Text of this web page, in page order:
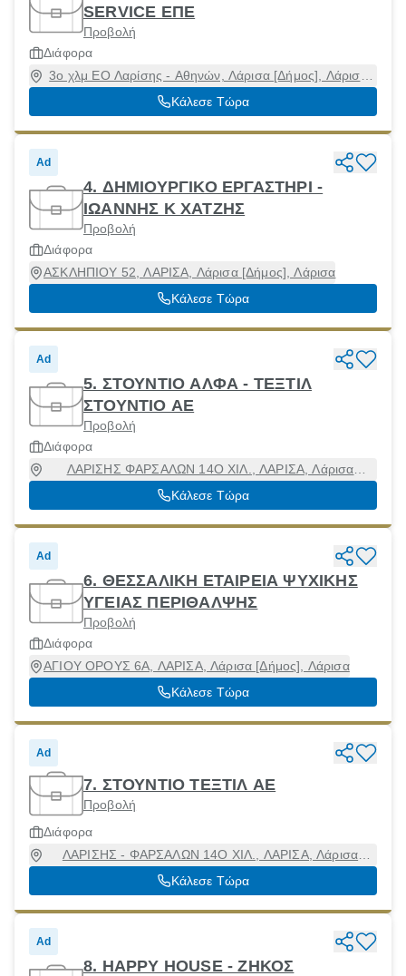
SERVICE ΕΠΕ
Προβολή
Διάφορα
3ο χλμ ΕΟ Λαρίσης - Αθηνών, Λάρισα [Δήμος], Λάρισα,
41500
Κάλεσε Τώρα
Ad
4. ΔΗΜΙΟΥΡΓΙΚΟ ΕΡΓΑΣΤΗΡΙ -
ΙΩΑΝΝΗΣ Κ ΧΑΤΖΗΣ
Προβολή
Διάφορα
ΑΣΚΛΗΠΙΟΥ 52, ΛΑΡΙΣΑ, Λάρισα [Δήμος], Λάρισα
Κάλεσε Τώρα
Ad
5. ΣΤΟΥΝΤΙΟ ΑΛΦΑ - ΤΕΞΤΙΛ
ΣΤΟΥΝΤΙΟ ΑΕ
Προβολή
Διάφορα
ΛΑΡΙΣΗΣ ΦΑΡΣΑΛΩΝ 14Ο ΧΙΛ., ΛΑΡΙΣΑ, Λάρισα
[Δήμος], Λάρισα, 41335
Κάλεσε Τώρα
Ad
6. ΘΕΣΣΑΛΙΚΗ ΕΤΑΙΡΕΙΑ ΨΥΧΙΚΗΣ
ΥΓΕΙΑΣ ΠΕΡΙΘΑΛΨΗΣ
Προβολή
Διάφορα
ΑΓΙΟΥ ΟΡΟΥΣ 6Α, ΛΑΡΙΣΑ, Λάρισα [Δήμος], Λάρισα
Κάλεσε Τώρα
Ad
7. ΣΤΟΥΝΤΙΟ ΤΕΞΤΙΛ ΑΕ
Προβολή
Διάφορα
ΛΑΡΙΣΗΣ - ΦΑΡΣΑΛΩΝ 14Ο ΧΙΛ., ΛΑΡΙΣΑ, Λάρισα
[Δήμος], Λάρισα, 41335
Κάλεσε Τώρα
Ad
8. HAPPY HOUSE - ΖΗΚΟΣ